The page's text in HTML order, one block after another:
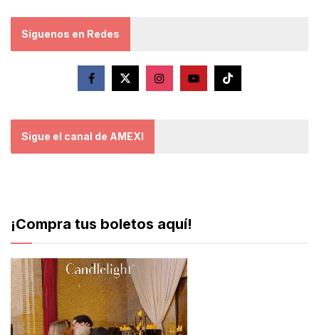
Síguenos en Redes
Sigue el canal de AMEXI
¡Compra tus boletos aquí!